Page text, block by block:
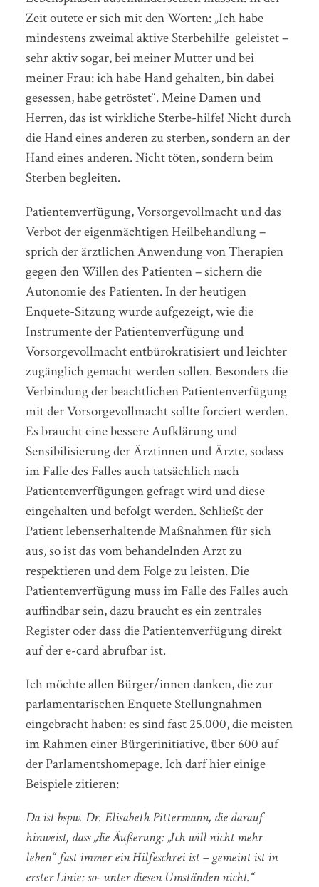
Zeit outete er sich mit den Worten: „Ich habe
mindestens zweimal aktive Sterbehilfe geleistet –
sehr aktiv sogar, bei meiner Mutter und bei
meiner Frau: ich habe Hand gehalten, bin dabei
gesessen, habe getröstet“. Meine Damen und
Herren, das ist wirkliche Sterbe-hilfe! Nicht durch
die Hand eines anderen zu sterben, sondern an der
Hand eines anderen. Nicht töten, sondern beim
Sterben begleiten.
Patientenverfügung, Vorsorgevollmacht und das
Verbot der eigenmächtigen Heilbehandlung –
sprich der ärztlichen Anwendung von Therapien
gegen den Willen des Patienten – sichern die
Autonomie des Patienten. In der heutigen
Enquete-Sitzung wurde aufgezeigt, wie die
Instrumente der Patientenverfügung und
Vorsorgevollmacht entbürokratisiert und leichter
zugänglich gemacht werden sollen. Besonders die
Verbindung der beachtlichen Patientenverfügung
mit der Vorsorgevollmacht sollte forciert werden.
Es braucht eine bessere Aufklärung und
Sensibilisierung der Ärztinnen und Ärzte, sodass
im Falle des Falles auch tatsächlich nach
Patientenverfügungen gefragt wird und diese
eingehalten und befolgt werden. Schließt der
Patient lebenserhaltende Maßnahmen für sich
aus, so ist das vom behandelnden Arzt zu
respektieren und dem Folge zu leisten. Die
Patientenverfügung muss im Falle des Falles auch
auffindbar sein, dazu braucht es ein zentrales
Register oder dass die Patientenverfügung direkt
auf der e-card abrufbar ist.
Ich möchte allen Bürger/innen danken, die zur
parlamentarischen Enquete Stellungnahmen
eingebracht haben: es sind fast 25.000, die meisten
im Rahmen einer Bürgerinitiative, über 600 auf
der Parlamentshomepage. Ich darf hier einige
Beispiele zitieren:
Da ist bspw. Dr. Elisabeth Pittermann, die darauf
hinweist, dass „die Äußerung: „Ich will nicht mehr
leben“ fast immer ein Hilfeschrei ist – gemeint ist in
erster Linie: so- unter diesen Umständen nicht.“